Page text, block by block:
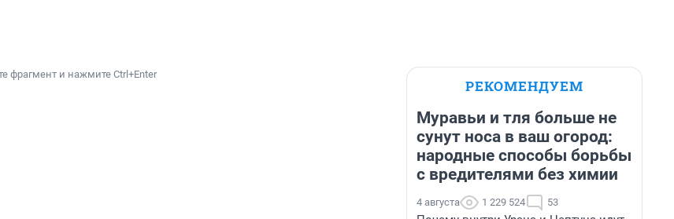
фрагмент и нажмите Ctrl+Enter
РЕКОМЕНДУЕМ
Муравьи и тля больше не
сунут носа в ваш огород:
народные способы борьбы
с вредителями без химии
4 августа 1 229 524 53